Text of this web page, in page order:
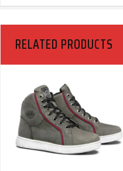
RELATED PRODUCTS